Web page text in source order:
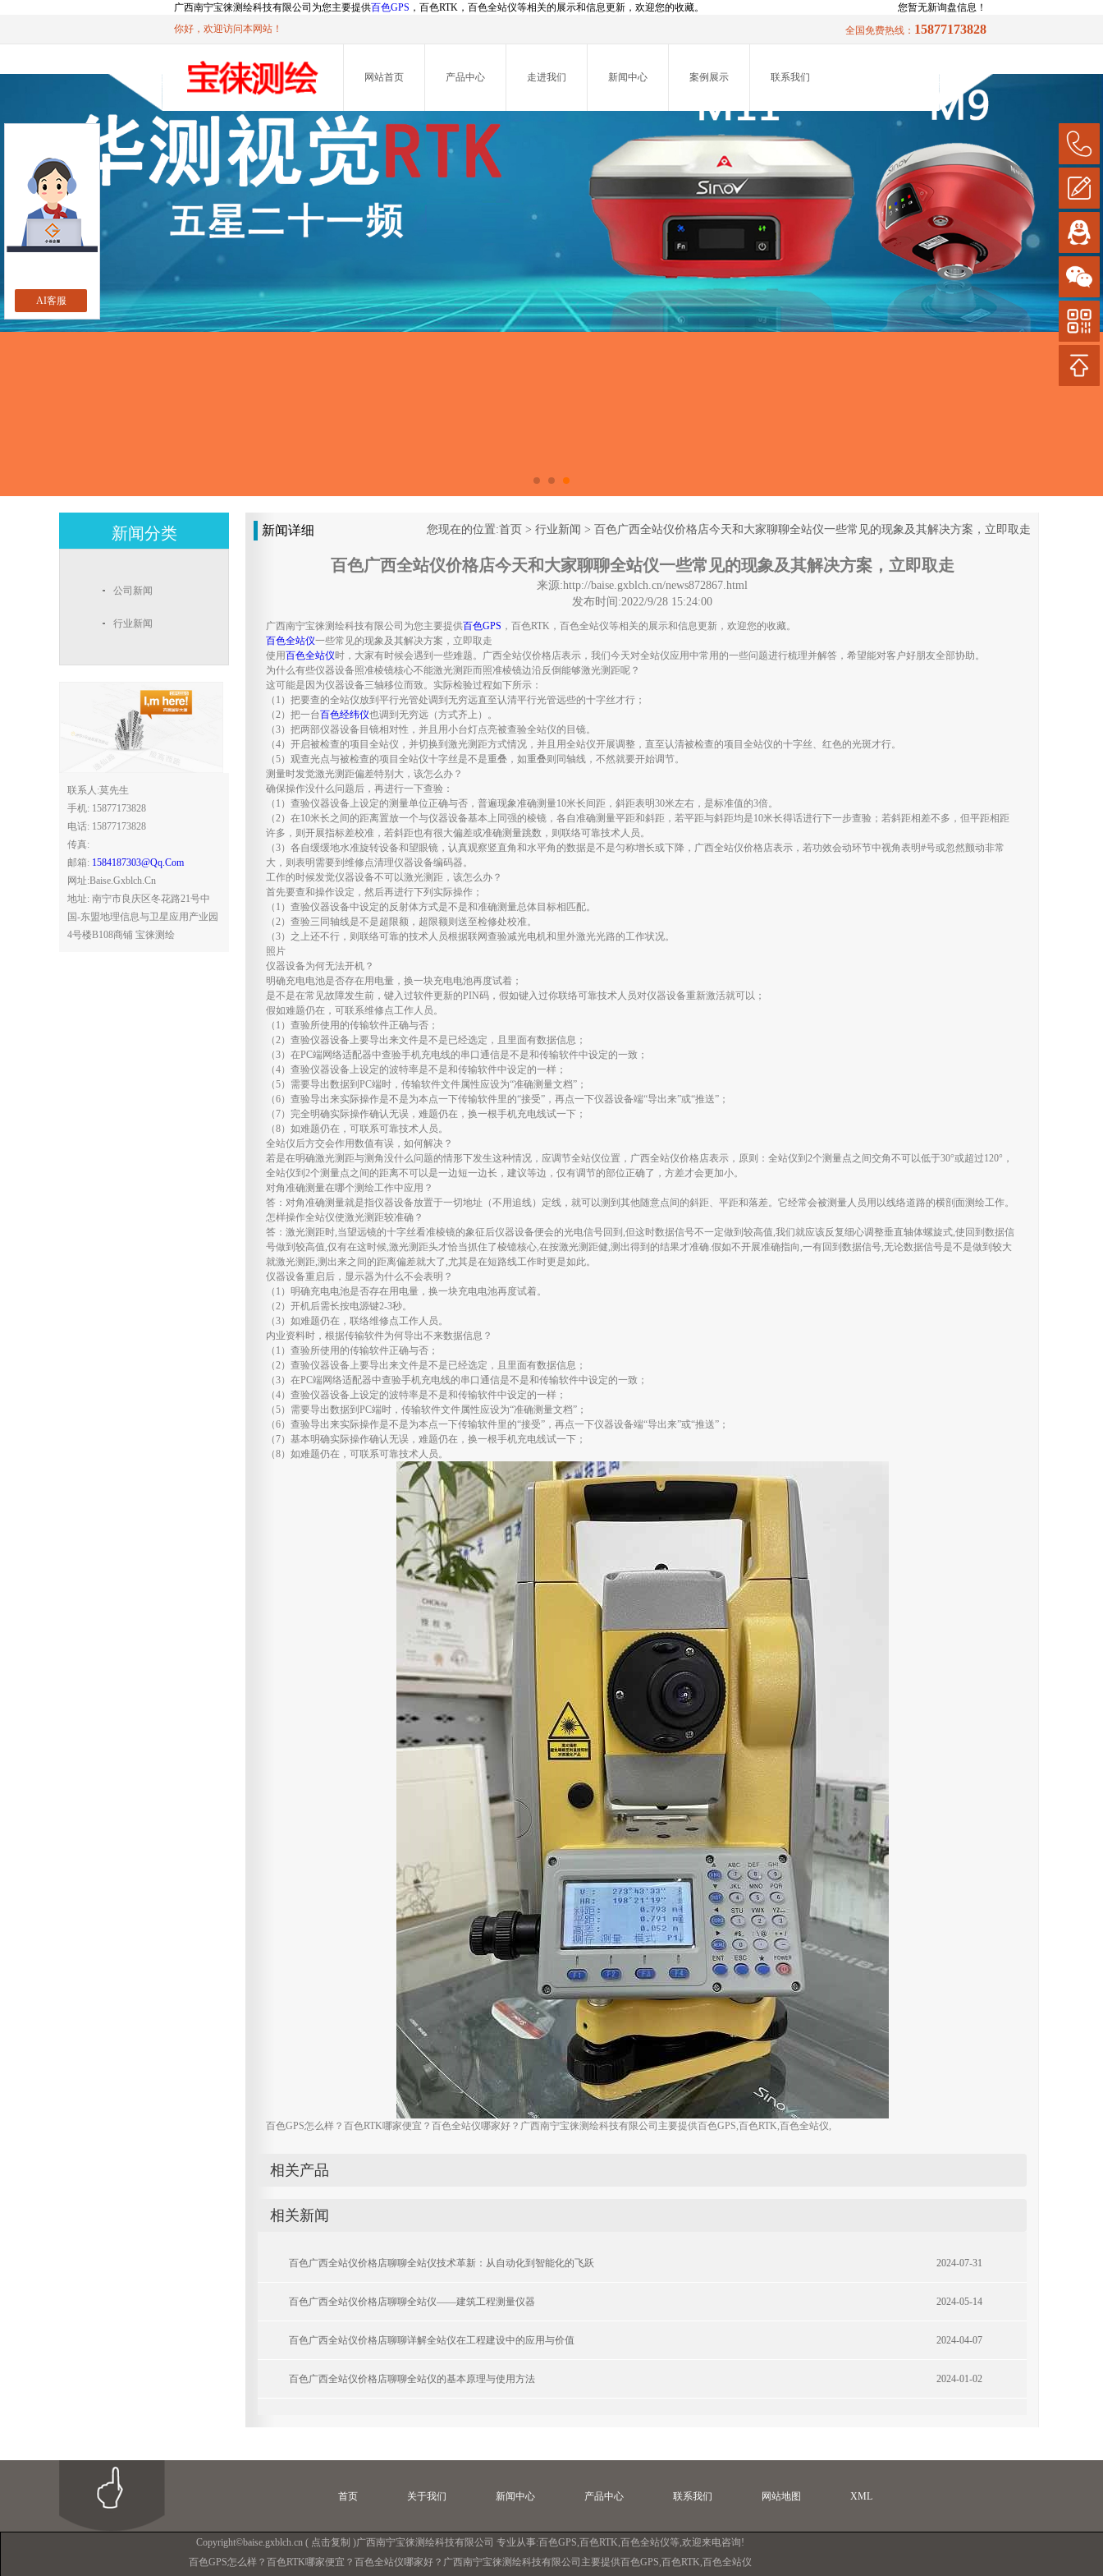
广西南宁宝徕测绘科技有限公司为您主要提供百色GPS ，百色RTK，百色全站仪等相关的展示和信息更新，欢迎您的收藏。
您暂无新询盘信息！
你好，欢迎访问本网站！
全国免费热线： 15877173828
网站首页 产品中心 走进我们 新闻中心 案例展示 联系我们
新闻分类
公司新闻
行业新闻
联系人:莫先生
手机: 15877173828
电话: 15877173828
传真:
邮箱: 1584187303@qq.com
网址:baise.gxblch.cn
地址: 南宁市良庆区冬花路21号中
国-东盟地理信息与卫星应用产业园
4号楼B108商铺 宝徕测绘
新闻详细 您现在的位置:首页 > 行业新闻 > 百色广西全站仪价格店今天和大家聊聊全站仪一些常见的现象及其解决方案，立即取走
百色广西全站仪价格店今天和大家聊聊全站仪一些常见的现象及其解决方案，立即取走
来源:http://baise.gxblch.cn/news872867.html
发布时间:2022/9/28 15:24:00
广西南宁宝徕测绘科技有限公司为您主要提供百色GPS ，百色RTK，百色全站仪等相关的展示和信息更新，欢迎您的收藏。
百色全站仪一些常见的现象及其解决方案，立即取走
使用百色全站仪时，大家有时候会遇到一些难题。广西全站仪价格店表示，我们今天对全站仪应用中常用的一些问题进行梳理并解答，希望能对客户好朋友全部协助。
为什么有些仪器设备照准棱镜核心不能激光测距而照准棱镜边沿反倒能够激光测距呢？
这可能是因为仪器设备三轴移位而致。实际检验过程如下所示：
（1）把要查的全站仪放到平行光管处调到无穷远直至认清平行光管远些的十字丝才行；
（2）把一台百色经纬仪也调到无穷远（方式齐上）。
（3）把两部仪器设备目镜相对性，并且用小台灯点亮被查验全站仪的目镜。
（4）开启被检查的项目全站仪，并切换到激光测距方式情况，并且用全站仪开展调整，直至认清被检查的项目全站仪的十字丝、红色的光斑才行。
（5）观查光点与被检查的项目全站仪十字丝是不是重叠，如重叠则同轴线，不然就要开始调节。
测量时发觉激光测距偏差特别大，该怎么办？
确保操作没什么问题后，再进行一下查验：
（1）查验仪器设备上设定的测量单位正确与否，普遍现象准确测量10米长间距，斜距表明30米左右，是标准值的3倍。
（2）在10米长之间的距离置放一个与仪器设备基本上同强的棱镜，各自准确测量平距和斜距，若平距与斜距均是10米长得话进行下一步查验；若斜距相差不多，但平距相距
许多，则开展指标差校准，若斜距也有很大偏差或准确测量跳数，则联络可靠技术人员。
（3）各自缓缓地水准旋转设备和望眼镜，认真观察竖直角和水平角的数据是不是匀称增长或下降，广西全站仪价格店表示，若功效会动环节中视角表明#号或忽然颤动非常
大，则表明需要到维修点清理仪器设备编码器。
工作的时候发觉仪器设备不可以激光测距，该怎么办？
首先要查和操作设定，然后再进行下列实际操作；
（1）查验仪器设备中设定的反射体方式是不是和准确测量总体目标相匹配。
（2）查验三同轴线是不是超限额，超限额则送至检修处校准。
（3）之上还不行，则联络可靠的技术人员根据联网查验减光电机和里外激光光路的工作状况。
照片
仪器设备为何无法开机？
明确充电电池是否存在用电量，换一块充电电池再度试着；
是不是在常见故障发生前，键入过软件更新的PIN码，假如键入过你联络可靠技术人员对仪器设备重新激活就可以；
假如难题仍在，可联系维修点工作人员。
（1）查验所使用的传输软件正确与否；
（2）查验仪器设备上要导出来文件是不是已经选定，且里面有数据信息；
（3）在PC端网络适配器中查验手机充电线的串口通信是不是和传输软件中设定的一致；
（4）查验仪器设备上设定的波特率是不是和传输软件中设定的一样；
（5）需要导出数据到PC端时，传输软件文件属性应设为“准确测量文档”；
（6）查验导出来实际操作是不是为本点一下传输软件里的“接受”，再点一下仪器设备端“导出来”或“推送”；
（7）完全明确实际操作确认无误，难题仍在，换一根手机充电线试一下；
（8）如难题仍在，可联系可靠技术人员。
全站仪后方交会作用数值有误，如何解决？
若是在明确激光测距与测角没什么问题的情形下发生这种情况，应调节全站仪位置，广西全站仪价格店表示，原则：全站仪到2个测量点之间交角不可以低于30°或超过120°，
全站仪到2个测量点之间的距离不可以是一边短一边长，建议等边，仅有调节的部位正确了，方差才会更加小。
对角准确测量在哪个测绘工作中应用？
答：对角准确测量就是指仪器设备放置于一切地址（不用追线）定线，就可以测到其他随意点间的斜距、平距和落差。它经常会被测量人员用以线络道路的横剖面测绘工作。
怎样操作全站仪使激光测距较准确？
答：激光测距时,当望远镜的十字丝看准棱镜的象征后仪器设备便会的光电信号回到,但这时数据信号不一定做到较高值,我们就应该反复细心调整垂直轴体螺旋式,使回到数据信
号做到较高值,仅有在这时候,激光测距头才恰当抓住了棱镱核心,在按激光测距健,测出得到的结果才准确.假如不开展准确指向,一有回到数据信号,无论数据信号是不是做到较大
就激光测距,测出来之间的距离偏差就大了,尤其是在短路线工作时更是如此。
仪器设备重启后，显示器为什么不会表明？
（1）明确充电电池是否存在用电量，换一块充电电池再度试着。
（2）开机后需长按电源键2-3秒。
（3）如难题仍在，联络维修点工作人员。
内业资料时，根据传输软件为何导出不来数据信息？
（1）查验所使用的传输软件正确与否；
（2）查验仪器设备上要导出来文件是不是已经选定，且里面有数据信息；
（3）在PC端网络适配器中查验手机充电线的串口通信是不是和传输软件中设定的一致；
（4）查验仪器设备上设定的波特率是不是和传输软件中设定的一样；
（5）需要导出数据到PC端时，传输软件文件属性应设为“准确测量文档”；
（6）查验导出来实际操作是不是为本点一下传输软件里的“接受”，再点一下仪器设备端“导出来”或“推送”；
（7）基本明确实际操作确认无误，难题仍在，换一根手机充电线试一下；
（8）如难题仍在，可联系可靠技术人员。
百色GPS怎么样？百色RTK哪家便宜？百色全站仪哪家好？广西南宁宝徕测绘科技有限公司主要提供百色GPS,百色RTK,百色全站仪,
相关产品
相关新闻
百色广西全站仪价格店聊聊全站仪技术革新：从自动化到智能化的飞跃 2024-07-31
百色广西全站仪价格店聊聊全站仪——建筑工程测量仪器 2024-05-14
百色广西全站仪价格店聊聊详解全站仪在工程建设中的应用与价值 2024-04-07
百色广西全站仪价格店聊聊全站仪的基本原理与使用方法 2024-01-02
首页 关于我们 新闻中心 产品中心 联系我们 网站地图 XML
Copyright©baise.gxblch.cn ( 点击复制 )广西南宁宝徕测绘科技有限公司 专业从事:百色GPS,百色RTK,百色全站仪等,欢迎来电咨询!
百色GPS怎么样？百色RTK哪家便宜？百色全站仪哪家好？广西南宁宝徕测绘科技有限公司主要提供百色GPS,百色RTK,百色全站仪
AI客服